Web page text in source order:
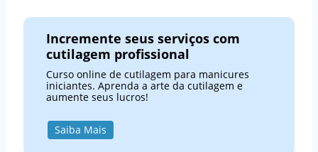
Incremente seus serviços com
cutilagem profissional
Curso online de cutilagem para manicures
iniciantes. Aprenda a arte da cutilagem e
aumente seus lucros!
Saiba Mais